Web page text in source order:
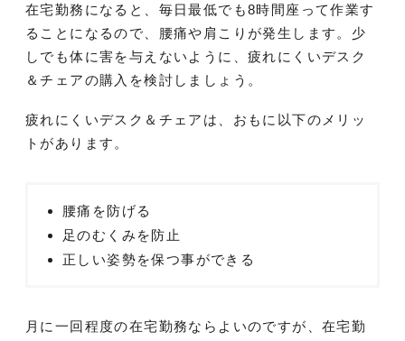
在宅勤務になると、毎日最低でも8時間座って作業す
ることになるので、腰痛や肩こりが発生します。少
しでも体に害を与えないように、疲れにくいデスク
＆チェアの購入を検討しましょう。
疲れにくいデスク＆チェアは、おもに以下のメリッ
トがあります。
腰痛を防げる
足のむくみを防止
正しい姿勢を保つ事ができる
月に一回程度の在宅勤務ならよいのですが、在宅勤